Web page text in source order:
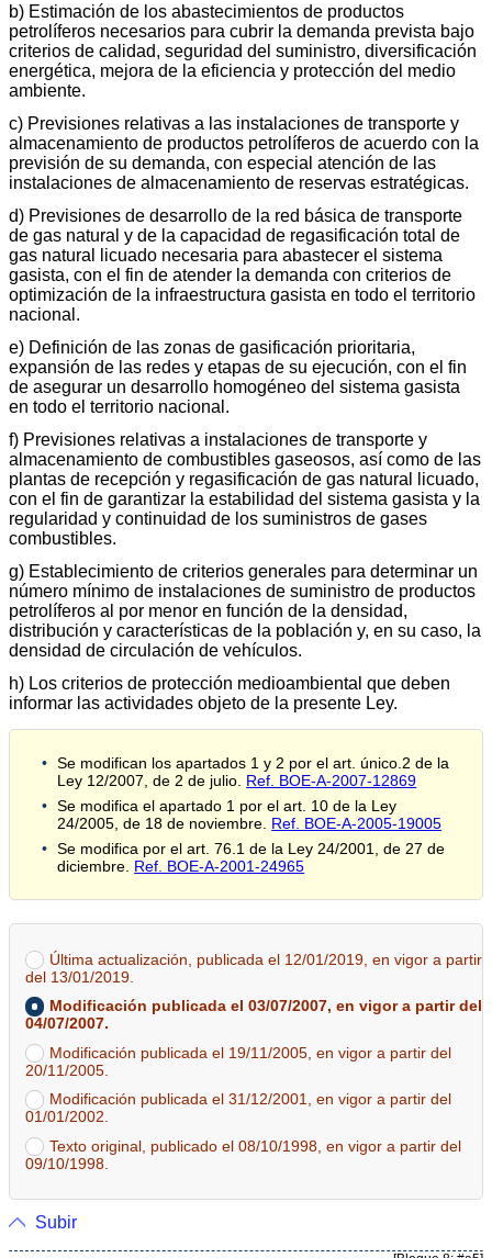
b) Estimación de los abastecimientos de productos
petrolíferos necesarios para cubrir la demanda prevista bajo
criterios de calidad, seguridad del suministro, diversificación
energética, mejora de la eficiencia y protección del medio
ambiente.
c) Previsiones relativas a las instalaciones de transporte y
almacenamiento de productos petrolíferos de acuerdo con la
previsión de su demanda, con especial atención de las
instalaciones de almacenamiento de reservas estratégicas.
d) Previsiones de desarrollo de la red básica de transporte
de gas natural y de la capacidad de regasificación total de
gas natural licuado necesaria para abastecer el sistema
gasista, con el fin de atender la demanda con criterios de
optimización de la infraestructura gasista en todo el territorio
nacional.
e) Definición de las zonas de gasificación prioritaria,
expansión de las redes y etapas de su ejecución, con el fin
de asegurar un desarrollo homogéneo del sistema gasista
en todo el territorio nacional.
f) Previsiones relativas a instalaciones de transporte y
almacenamiento de combustibles gaseosos, así como de las
plantas de recepción y regasificación de gas natural licuado,
con el fin de garantizar la estabilidad del sistema gasista y la
regularidad y continuidad de los suministros de gases
combustibles.
g) Establecimiento de criterios generales para determinar un
número mínimo de instalaciones de suministro de productos
petrolíferos al por menor en función de la densidad,
distribución y características de la población y, en su caso, la
densidad de circulación de vehículos.
h) Los criterios de protección medioambiental que deben
informar las actividades objeto de la presente Ley.
Se modifican los apartados 1 y 2 por el art. único.2 de la
Ley 12/2007, de 2 de julio. Ref. BOE-A-2007-12869
Se modifica el apartado 1 por el art. 10 de la Ley
24/2005, de 18 de noviembre. Ref. BOE-A-2005-19005
Se modifica por el art. 76.1 de la Ley 24/2001, de 27 de
diciembre. Ref. BOE-A-2001-24965
Última actualización, publicada el 12/01/2019, en vigor a partir
del 13/01/2019.
Modificación publicada el 03/07/2007, en vigor a partir del
04/07/2007.
Modificación publicada el 19/11/2005, en vigor a partir del
20/11/2005.
Modificación publicada el 31/12/2001, en vigor a partir del
01/01/2002.
Texto original, publicado el 08/10/1998, en vigor a partir del
09/10/1998.
Subir